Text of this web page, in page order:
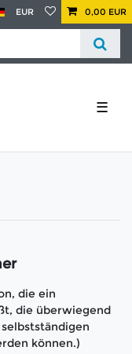
EUR 0,00 EUR
☰
die ein
die überwiegend
können.)